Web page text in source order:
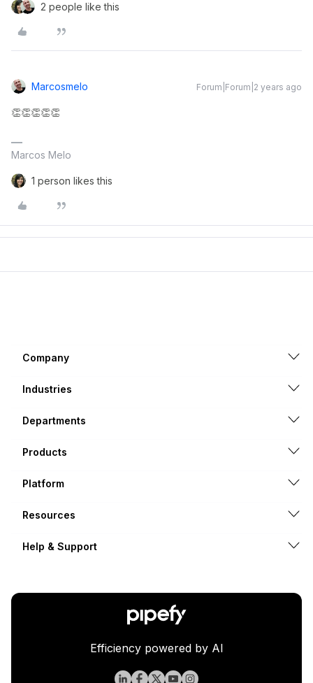
2 people like this
Marcosmelo Forum|Forum|2 years ago
👏👏👏👏👏
Marcos Melo
1 person likes this
Company
Industries
Departments
Products
Platform
Resources
Help & Support
Efficiency powered by AI